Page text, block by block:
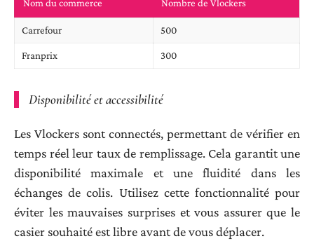
Nom du commerce Nombre de Vlockers
Carrefour 500
Franprix 300
Disponibilité et accessibilité
Les Vlockers sont connectés, permettant de vérifier en
temps réel leur taux de remplissage. Cela garantit une
disponibilité maximale et une fluidité dans les
échanges de colis. Utilisez cette fonctionnalité pour
éviter les mauvaises surprises et vous assurer que le
casier souhaité est libre avant de vous déplacer.